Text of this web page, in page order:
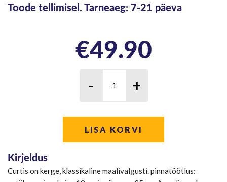
Toode tellimisel. Tarneaeg: 7-21 päeva
Kirjeldus
Curtis on kerge, klassikaline maalivalgusti. pinnatöötlus:
€49.90
LISA KORVI